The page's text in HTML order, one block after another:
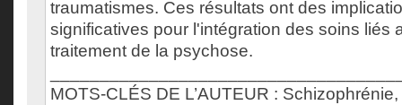
traumatismes. Ces résultats ont des
significatives pour l'intégration des soins liés
traitement de la psychose.
MOTS-CLÉS DE L’AUTEUR :